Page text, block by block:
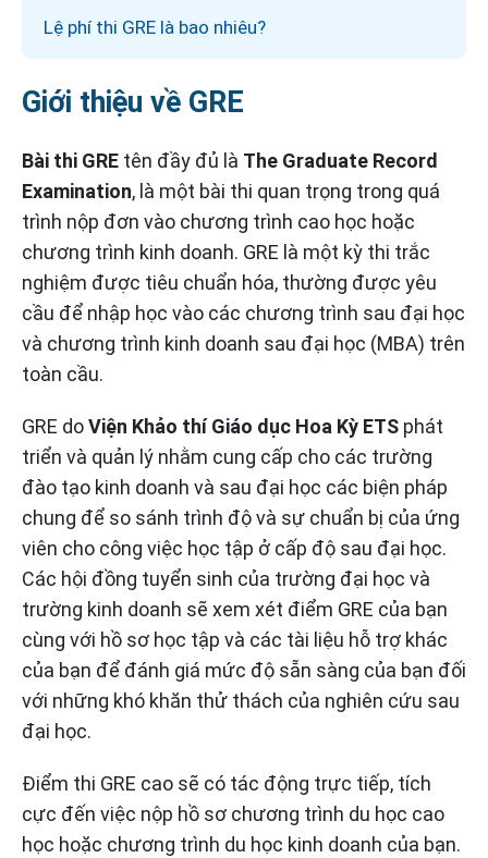
Lệ phí thi GRE là bao nhiêu?
Giới thiệu về GRE
Bài thi GRE tên đầy đủ là The Graduate Record
Examination, là một bài thi quan trọng trong quá
trình nộp đơn vào chương trình cao học hoặc
chương trình kinh doanh. GRE là một kỳ thi trắc
nghiệm được tiêu chuẩn hóa, thường được yêu
cầu để nhập học vào các chương trình sau đại học
và chương trình kinh doanh sau đại học (MBA) trên
toàn cầu.
GRE doViện Khảo thí Giáo dục Hoa Kỳ ETS phát
triển và quản lý nhằm cung cấp cho các trường
đào tạo kinh doanh và sau đại học các biện pháp
chung để so sánh trình độ và sự chuẩn bị của ứng
viên cho công việc học tập ở cấp độ sau đại học.
Các hội đồng tuyển sinh của trường đại học và
trường kinh doanh sẽ xem xét điểm GRE của bạn
cùng với hồ sơ học tập và các tài liệu hỗ trợ khác
của bạn để đánh giá mức độ sẵn sàng của bạn đối
với những khó khăn thử thách của nghiên cứu sau
đại học.
Điểm thi GRE cao sẽ có tác động trực tiếp, tích
cực đến việc nộp hồ sơ chương trình du học cao
học hoặc chương trình du học kinh doanh của bạn.